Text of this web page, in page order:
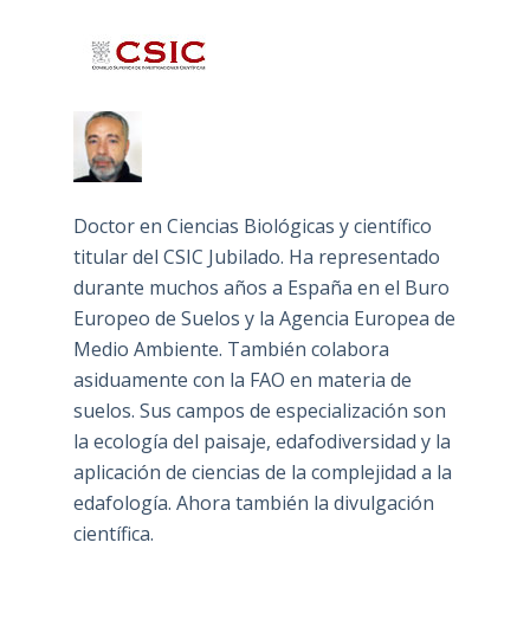
Doctor en Ciencias Biológicas y científico
titular del CSIC Jubilado. Ha representado
durante muchos años a España en el Buro
Europeo de Suelos y la Agencia Europea de
Medio Ambiente. También colabora
asiduamente con la FAO en materia de
suelos. Sus campos de especialización son
la ecología del paisaje, edafodiversidad y la
aplicación de ciencias de la complejidad a la
edafología. Ahora también la divulgación
científica.